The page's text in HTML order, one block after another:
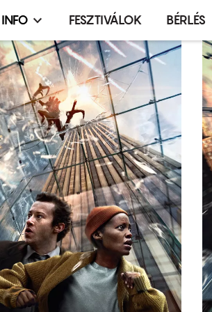
Infó,
esemény,
terembérlés
menü
INFO FESZTIVÁLOK BÉRLÉS